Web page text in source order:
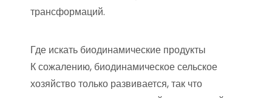
трансформаций.
Где искать биодинамические продукты
К сожалению, биодинамическое сельское
хозяйство только развивается, так что